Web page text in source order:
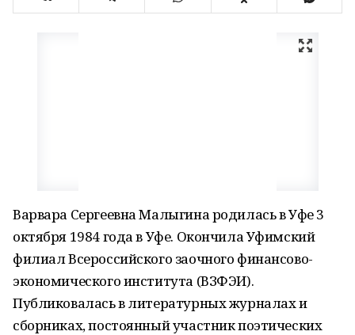
Варвара Сергеевна Малыгина родилась в Уфе 3
октября 1984 года в Уфе. Окончила Уфимский
филиал Всероссийского заочного финансово-
экономического института (ВЗФЭИ).
Публиковалась в литературных журналах и
сборниках, постоянный участник поэтических